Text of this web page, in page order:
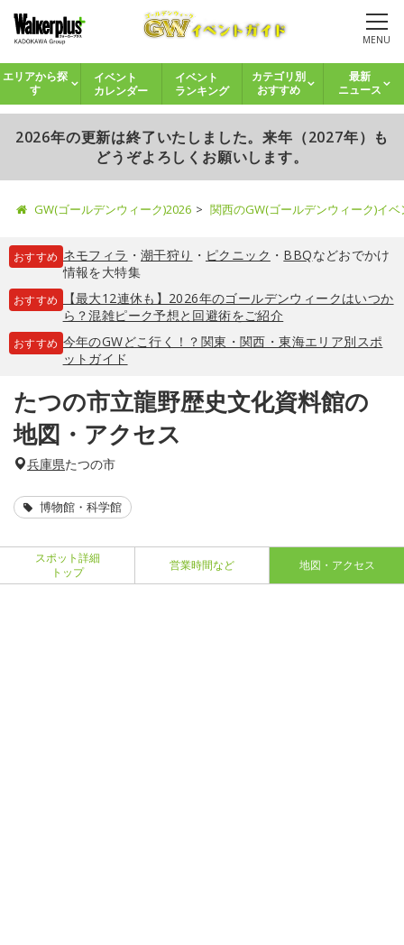
MENU
エリアから探
す
イベント
カレンダー
イベント
ランキング
カテゴリ別
おすすめ
最新
ニュース
2026年の更新は終了いたしました。来年（2027年）も
どうぞよろしくお願いします。
GW(ゴールデンウィーク)2026 関西のGW(ゴールデンウィーク)イ
おすすめ ネモフィラ ・ 潮干狩り ・ ピクニック ・ BBQなどおでかけ
情報を大特集
おすすめ
【最大12連休も】2026年のゴールデンウィークはいつか
ら？混雑ピーク予想と回避術をご紹介
おすすめ 今年のGWどこ行く！？関東・関西・東海エリア別スポ
ットガイド
たつの市立龍野歴史文化資料館の
地図・アクセス
兵庫県たつの市
博物館・科学館
スポット詳細
トップ
営業時間など 地図・アクセス